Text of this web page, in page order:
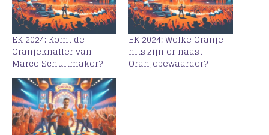
EK 2024: Komt de
Oranjeknaller van
Marco Schuitmaker?
EK 2024: Welke Oranje
hits zijn er naast
Oranjebewaarder?